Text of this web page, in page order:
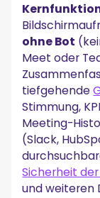
ohne Bot
Meet oder
tiefgehende
Stimmung,
Meeting-
(Slack,
Sicherheit
und weiteren